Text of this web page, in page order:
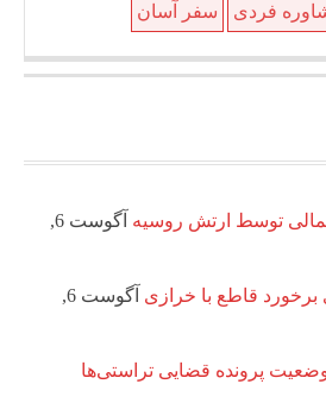
فردی سفر آسان
توسط ارتش روسیه
آگوست 6,
برخورد قاطع با خرازی
آگوست 6,
پرونده قضایی تراستی‌ها